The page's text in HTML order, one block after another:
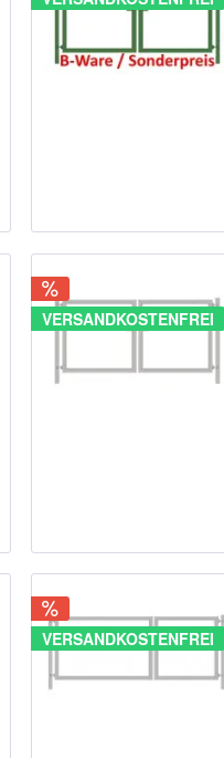
VERSANDKOSTENFREI
VERSANDKOSTENFREI